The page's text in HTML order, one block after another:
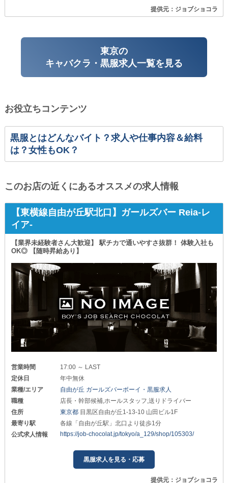
提供元：ジョブショコラ
東京の
キャバクラ・黒服求人一覧を見る
お役立ちコンテンツ
黒服とはどんなバイト？求人や仕事内容＆給料
は？女性もOK？
このお店の近くにあるオススメの求人情報
【東横線自由が丘駅北口】ガールズバー Reia-レ
イア-
【業界未経験者さん大歓迎】 駅チカで通いやすさ抜群！ 体験入社も
OK◎ 【随時昇給あり】
営業時間
17:00 ～ LAST
定休日
年中無休
業種/エリア
自由が丘 ガールズバーボーイ・黒服求人
職種
店長・幹部候補,ホールスタッフ,送りドライバー
住所
東京都 目黒区自由が丘1-13-10 山田ビル1F
最寄り駅
各線「自由が丘駅」北口より徒歩1分
公式求人情報
https://job-chocolat.jp/tokyo/a_129/shop/105303/
黒服求人を見る・応募
提供元：ジョブショコラ